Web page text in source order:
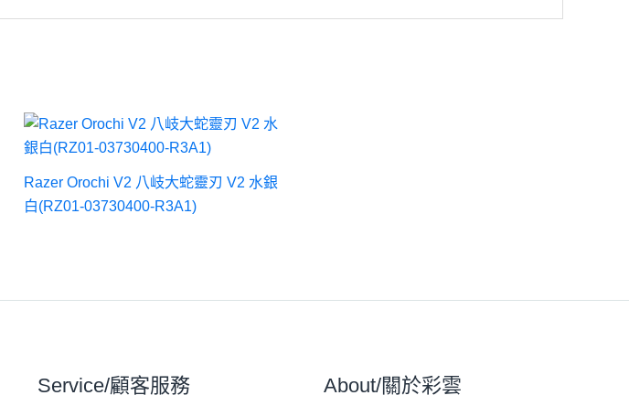
Razer Orochi V2 八岐大蛇靈刃 V2 水銀
白(RZ01-03730400-R3A1)
Service/顧客服務 About/關於彩雲